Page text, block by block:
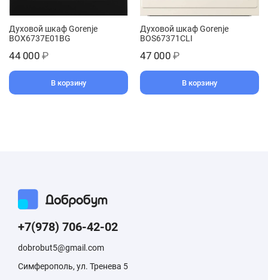
Духовой шкаф Gorenje
BOX6737E01BG
44 000 ₽
В корзину
Духовой шкаф Gorenje
BOS67371CLI
47 000 ₽
В корзину
+7(978) 706-42-02
dobrobut5@gmail.com
Симферополь, ул. Тренева 5